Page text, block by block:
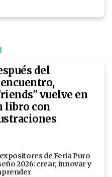
del
vuelve en
libro con
de Feria Puro
2026: crear, innovar y